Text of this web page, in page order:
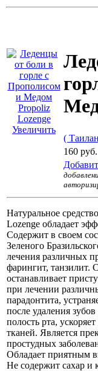
Увеличить
(
160 руб.
Натуральное
Lozenge обладает
Содержит в своем
Зеленого
лечения различных
фарингит, танзилит.
останавливает
при лечении
парадонтита,
после удаления
полость рта,
тканей. Является
простудных
Обладает приятным
Не содержит сахар и